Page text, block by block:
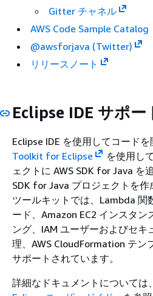
Gitter チャネル
AWS Code Sample Catalog
@awsforjava (Twitter)
リリースノート
Eclipse IDE サポー
Eclipse IDE を使用してコードを
Toolkit for Eclipse
を使用し
ェクトに AWS SDK for Java を
SDK for Java プロジェクトを
ツールキットでは、Lambda 関
ード、Amazon EC2 インスタン
ング、IAM ユーザーおよびセキ
理、AWS CloudFormation テン
サポートされています。
詳細なドキュメントについては